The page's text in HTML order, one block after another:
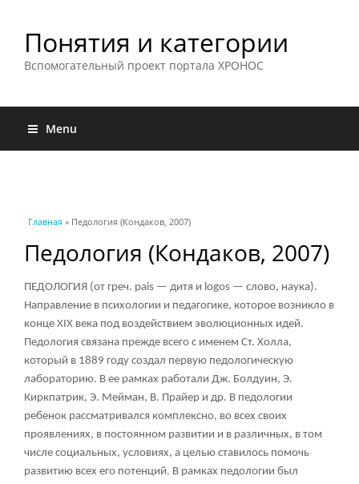
Понятия и категории
Вспомогательный проект портала ХРОНОС
Menu
Вы здесь
Главная » Педология (Кондаков, 2007)
Педология (Кондаков, 2007)
ПЕДОЛОГИЯ (от греч. pais — дитя и logos — слово, наука).
Направление в психологии и педагогике, которое возникло в
конце XIX века под воздействием эволюционных идей.
Педология связана прежде всего с именем Ст. Холла,
который в 1889 году создал первую педологическую
лабораторию. В ее рамках работали Дж. Болдуин, Э.
Киркпатрик, Э. Мейман, В. Прайер и др. В педологии
ребенок рассматривался комплексно, во всех своих
проявлениях, в постоянном развитии и в различных, в том
числе социальных, условиях, а целью ставилось помочь
развитию всех его потенций. В рамках педологии был